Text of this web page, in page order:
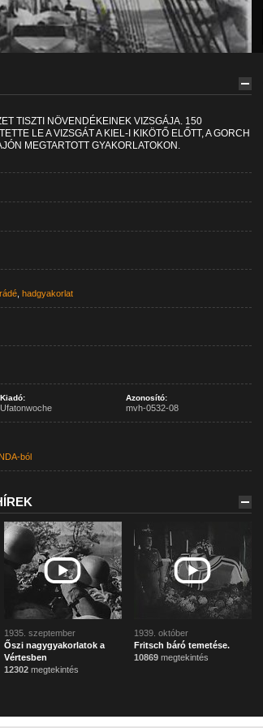
TISZTI NÖVENDÉKEINEK VIZSGÁJA. 150
LE A VIZSGÁT A KIEL-I KIKÖTŐ ELŐTT, A GORCH
MEGTARTOTT GYAKORLATOKON.
, hadgyakorlat
Kiadó:
Ufatonwoche
Azonosító:
mvh-0532-08
ból
1935. szeptember
Őszi nagygyakorlatok a
Vértesben
12302megtekintés
1939. október
Fritsch báró temetése.
10869megtekintés